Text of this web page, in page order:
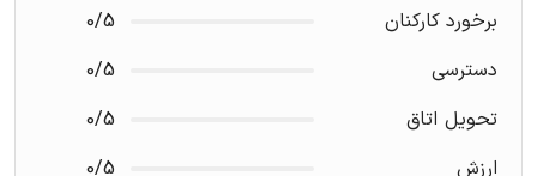
آکواریوم شارجه – ۷ کیلومتر
برخورد کارکنان
0/5
دسترسی
0/5
تحویل اتاق
0/5
ارزش
0/5